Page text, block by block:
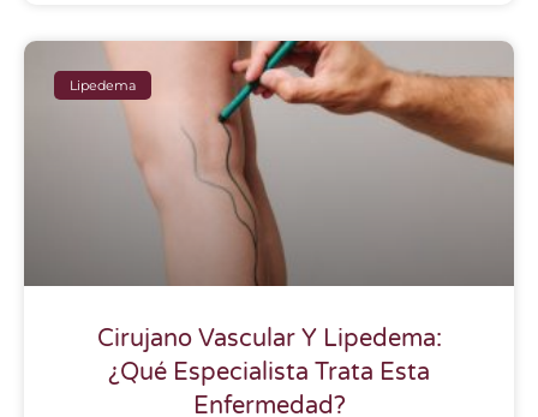
Lipedema
Cirujano Vascular Y Lipedema:
¿Qué Especialista Trata Esta
Enfermedad?